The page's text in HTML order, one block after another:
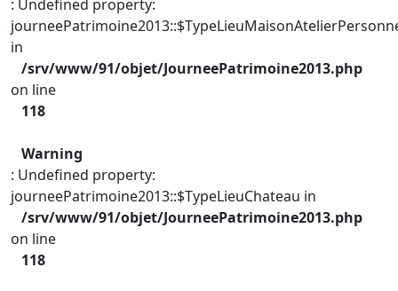
: Undefined property:
in
/srv/www/91/objet/JourneePatrimoine2013.php
on line
118
Warning
: Undefined property:
journeePatrimoine2013::$TypeLieuChateau in
/srv/www/91/objet/JourneePatrimoine2013.php
on line
118